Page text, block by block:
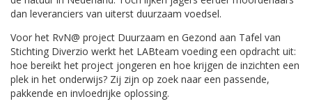
dan leveranciers van uiterst duurzaam voedsel.
Voor het RvN@ project Duurzaam en Gezond aan Tafel van
Stichting Diverzio werkt het LABteam voeding een opdracht uit:
hoe bereikt het project jongeren en hoe krijgen de inzichten een
plek in het onderwijs? Zij zijn op zoek naar een passende,
pakkende en invloedrijke oplossing.